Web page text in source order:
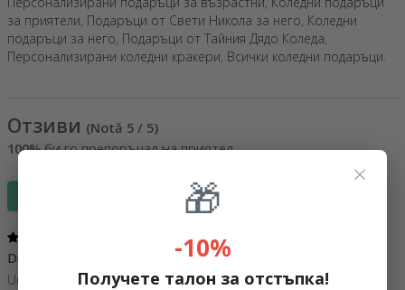
за приятели, Подаръци от Свети Никола за него, Коледни
подаръци за него, Подаръци от Тайния Дядо Коледа,
Персонализирани коледни кракери, Всички коледни подаръци
Отзиви (Notă 5 / 5)
100%би го препоръчал на приятел
Dragut
Un produs drăguț personalizat.
×
🎁
-10%
Получете талон за отстъпка!